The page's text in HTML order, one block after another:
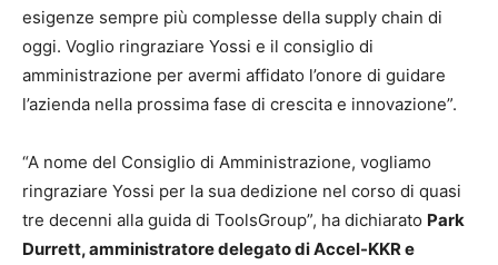
esigenze sempre più complesse della supply chain di
oggi. Voglio ringraziare Yossi e il consiglio di
amministrazione per avermi affidato l’onore di guidare
l’azienda nella prossima fase di crescita e innovazione”.
“A nome del Consiglio di Amministrazione, vogliamo
ringraziare Yossi per la sua dedizione nel corso di quasi
tre decenni alla guida di ToolsGroup”, ha dichiarato Park
Durrett, amministratore delegato di Accel-KKR e